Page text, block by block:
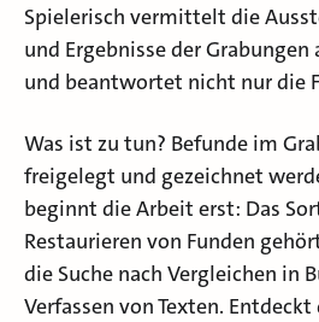
Spielerisch vermittelt die
und Ergebnisse der
und beantwortet nicht nur die
Was ist zu tun? Befunde im
freigelegt und gezeichnet
beginnt die Arbeit erst: Das
Restaurieren von Funden
die Suche nach Vergleichen in
Verfassen von Texten.